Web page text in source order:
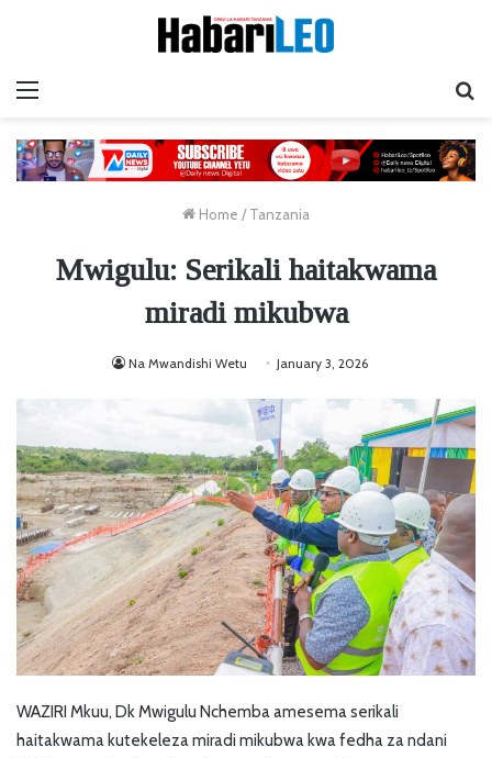
Home / Tanzania
Mwigulu: Serikali haitakwama
miradi mikubwa
Na Mwandishi Wetu January 3, 2026
WAZIRI Mkuu, Dk Mwigulu Nchemba amesema serikali
haitakwama kutekeleza miradi mikubwa kwa fedha za ndani